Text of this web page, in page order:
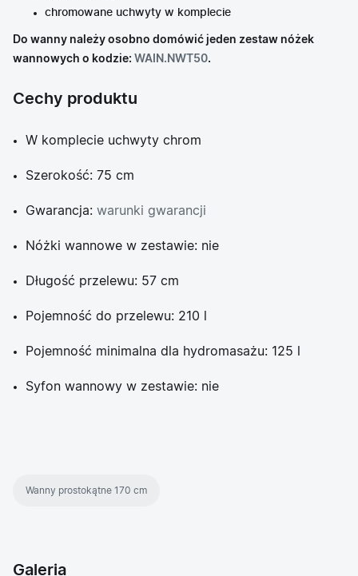
chromowane uchwyty w komplecie
Do wanny należy osobno domówić jeden zestaw nóżek
wannowych o kodzie: WAIN.NWT50.
Cechy produktu
W komplecie uchwyty chrom
Szerokość: 75 cm
Gwarancja: warunki gwarancji
Nóżki wannowe w zestawie: nie
Długość przelewu: 57 cm
Pojemność do przelewu: 210 l
Pojemność minimalna dla hydromasażu: 125 l
Syfon wannowy w zestawie: nie
Wanny prostokątne 170 cm
Galeria